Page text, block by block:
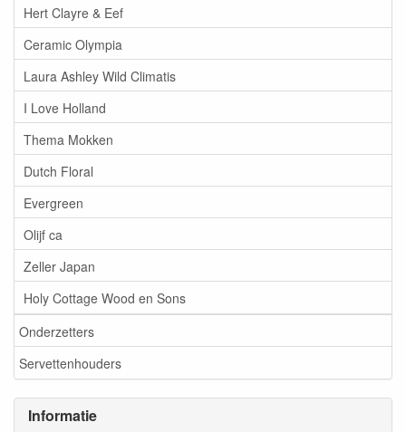
Hert Clayre & Eef
Ceramic Olympia
Laura Ashley Wild Climatis
I Love Holland
Thema Mokken
Dutch Floral
Evergreen
Olijf ca
Zeller Japan
Holy Cottage Wood en Sons
Onderzetters
Servettenhouders
Informatie